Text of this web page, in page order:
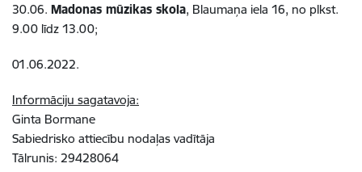
30.06. Madonas mūzikas skola, Blaumaņa iela 16, no plkst.
9.00 līdz 13.00;
01.06.2022.
Informāciju sagatavoja:
Ginta Bormane
Sabiedrisko attiecību nodaļas vadītāja
Tālrunis: 29428064